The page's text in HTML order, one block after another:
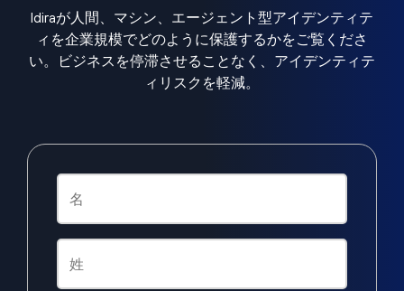
Idiraが人間、マシン、エージェント型アイデンティテ
ィを企業規模でどのように保護するかをご覧くださ
い。ビジネスを停滞させることなく、アイデンティテ
ィリスクを軽減。